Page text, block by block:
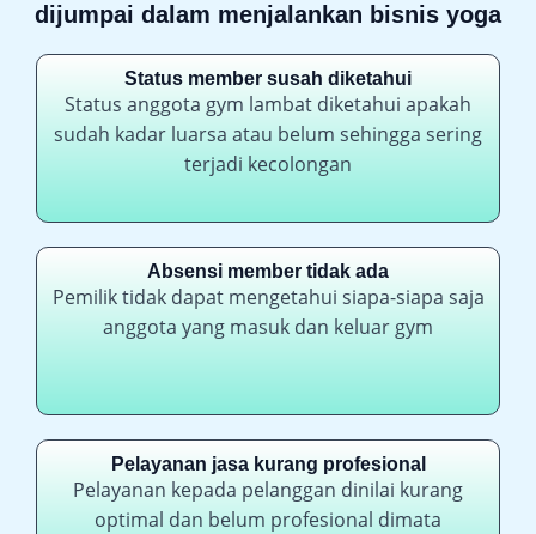
dijumpai dalam menjalankan bisnis yoga
Status member susah diketahui
Status anggota gym lambat diketahui apakah
sudah kadar luarsa atau belum sehingga sering
terjadi kecolongan
Absensi member tidak ada
Pemilik tidak dapat mengetahui siapa-siapa saja
anggota yang masuk dan keluar gym
Pelayanan jasa kurang profesional
Pelayanan kepada pelanggan dinilai kurang
optimal dan belum profesional dimata